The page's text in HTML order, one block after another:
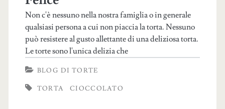
Non c'è nessuno nella nostra famiglia o in generale
qualsiasi persona a cui non piaccia la torta. Nessuno
può resistere al gusto allettante di una deliziosa torta.
Le torte sono l'unica delizia che
BLOG DI TORTE
TORTA CIOCCOLATO